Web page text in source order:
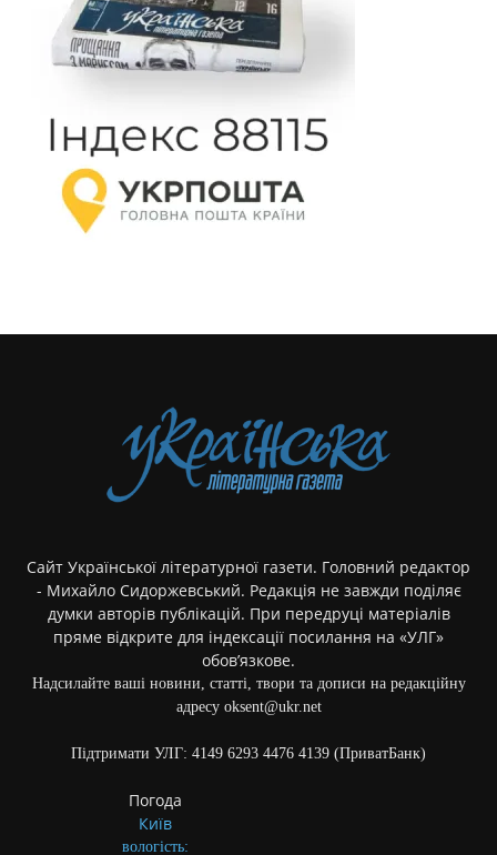
Сайт Української літературної газети. Головний редактор
- Михайло Сидоржевський. Редакція не завжди поділяє
думки авторів публікацій. При передруці матеріалів
пряме відкрите для індексації посилання на «УЛГ»
обов’язкове.
Надсилайте ваші новини, статті, твори та дописи на редакційну
адресу oksent@ukr.net
Підтримати УЛГ: 4149 6293 4476 4139 (ПриватБанк)
Погода
Київ
вологість: